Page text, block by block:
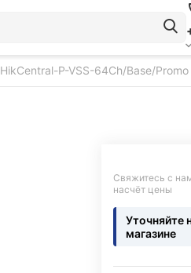
HikCentral-P-VSS-64Ch/Base/Promo
Свяжитесь с
насчёт цены
Уточняйте
магазине